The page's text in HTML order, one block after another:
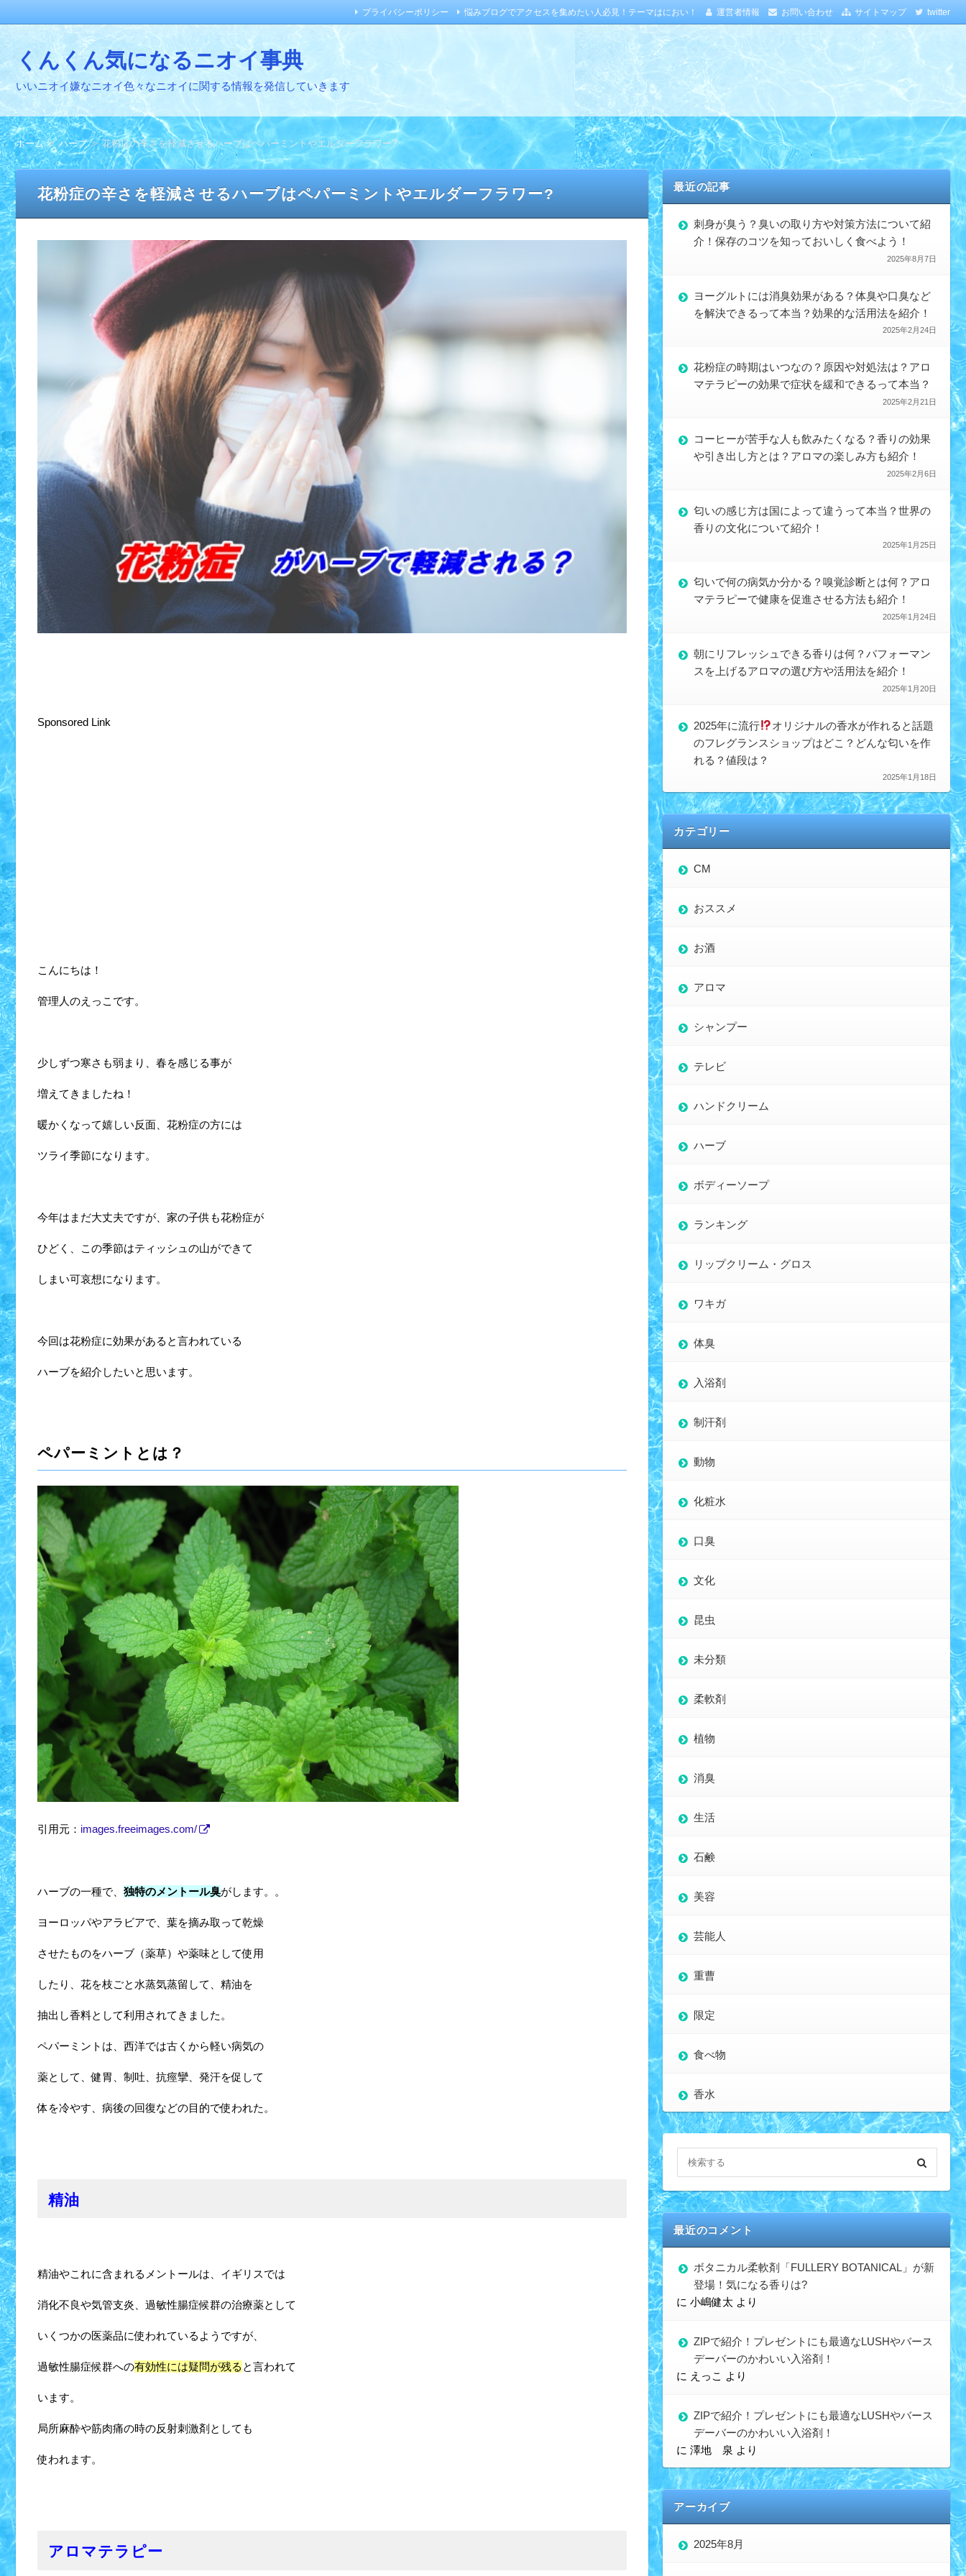
運営者情報 お問い合わせ サイトマップ twitter
プライバシーポリシー 悩みブログでアクセスを集めたい人必見！テーマはにおい！
くんくん気になるニオイ事典
いいニオイ嫌なニオイ色々なニオイに関する情報を発信していきます
ホーム ハーブ 花粉症の辛さを軽減させるハーブはペパーミントやエルダーフラワー?
花粉症の辛さを軽減させるハーブはペパーミントやエルダーフラワー?
Sponsored Link
こんにちは！
管理人のえっこです。
少しずつ寒さも弱まり、春を感じる事が
増えてきましたね！
暖かくなって嬉しい反面、花粉症の方には
ツライ季節になります。
今年はまだ大丈夫ですが、家の子供も花粉症が
ひどく、この季節はティッシュの山ができて
しまい可哀想になります。
今回は花粉症に効果があると言われている
ハーブを紹介したいと思います。
ペパーミントとは？
引用元： images.freeimages.com/
ハーブの一種で、 独特のメントール臭がします。。
ヨーロッパやアラビアで、葉を摘み取って乾燥
させたものをハーブ（薬草）や薬味として使用
したり、花を枝ごと水蒸気蒸留して、精油を
抽出し香料として利用されてきました。
ペパーミントは、西洋では古くから軽い病気の
薬として、健胃、制吐、抗痙攣、発汗を促して
体を冷やす、病後の回復などの目的で使われた。
精油
精油やこれに含まれるメントールは、イギリスでは
消化不良や気管支炎、過敏性腸症候群の治療薬として
いくつかの医薬品に使われているようですが、
過敏性腸症候群への有効性には疑問が残る と言われて
います。
局所麻酔や筋肉痛の時の反射刺激剤としても
使われます。
アロマテラピー
最近の記事
刺身が臭う？臭いの取り方や対策方法について紹
介！保存のコツを知っておいしく食べよう！
2025年8月7日
ヨーグルトには消臭効果がある？体臭や口臭など
を解決できるって本当？効果的な活用法を紹介！
2025年2月24日
花粉症の時期はいつなの？原因や対処法は？アロ
マテラピーの効果で症状を緩和できるって本当？
2025年2月21日
コーヒーが苦手な人も飲みたくなる？香りの効果
や引き出し方とは？アロマの楽しみ方も紹介！
2025年2月6日
匂いの感じ方は国によって違うって本当？世界の
香りの文化について紹介！
2025年1月25日
匂いで何の病気か分かる？嗅覚診断とは何？アロ
マテラピーで健康を促進させる方法も紹介！
2025年1月24日
朝にリフレッシュできる香りは何？パフォーマン
スを上げるアロマの選び方や活用法を紹介！
2025年1月20日
2025年に流行
オリジナルの香水が作れると話題
のフレグランスショップはどこ？どんな匂いを作
れる？値段は？
2025年1月18日
カテゴリー
CM
おススメ
お酒
アロマ
シャンプー
テレビ
ハンドクリーム
ハーブ
ボディーソープ
ランキング
リップクリーム・グロス
ワキガ
体臭
入浴剤
制汗剤
動物
化粧水
口臭
文化
昆虫
未分類
柔軟剤
植物
消臭
生活
石鹸
美容
芸能人
重曹
限定
食べ物
香水
最近のコメント
ボタニカル柔軟剤「FULLERY BOTANICAL」が新
登場！気になる香りは?
に 小嶋健太 より
ZIPで紹介！プレゼントにも最適なLUSHやバース
デーバーのかわいい入浴剤！
に えっこ より
ZIPで紹介！プレゼントにも最適なLUSHやバース
デーバーのかわいい入浴剤！
に 澤地 泉 より
アーカイブ
2025年8月